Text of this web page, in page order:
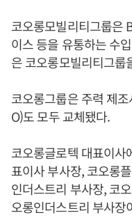
코오롱모빌리티그룹은
이스 등을 유통하는 수
은 코오롱모빌리티그룹
코오롱그룹은 주력 제
O)도 모두 교체됐다.
코오롱글로텍 대표이사
표이사 부사장, 코오롱
인더스트리 부사장, 코
오롱인더스트리 부사장